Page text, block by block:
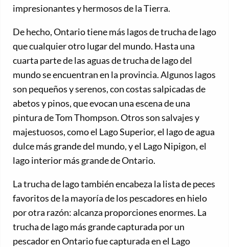
impresionantes y hermosos de la Tierra.
De hecho, Ontario tiene más lagos de trucha de lago
que cualquier otro lugar del mundo. Hasta una
cuarta parte de las aguas de trucha de lago del
mundo se encuentran en la provincia. Algunos lagos
son pequeños y serenos, con costas salpicadas de
abetos y pinos, que evocan una escena de una
pintura de Tom Thompson. Otros son salvajes y
majestuosos, como el Lago Superior, el lago de agua
dulce más grande del mundo, y el Lago Nipigon, el
lago interior más grande de Ontario.
La trucha de lago también encabeza la lista de peces
favoritos de la mayoría de los pescadores en hielo
por otra razón: alcanza proporciones enormes. La
trucha de lago más grande capturada por un
pescador en Ontario fue capturada en el Lago